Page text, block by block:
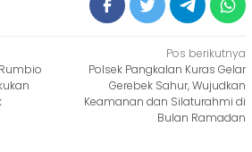
Pos berikutnya
Polsek Pangkalan Kuras Gelar
Gerebek Sahur, Wujudkan
Keamanan dan Silaturahmi di
Bulan Ramadan